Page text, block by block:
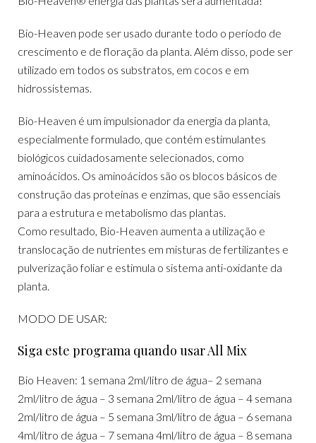
Bio-Heaven pode ser usado durante todo o período de
crescimento e de floração da planta. Além disso, pode ser
utilizado em todos os substratos, em cocos e em
hidrossistemas.
Bio-Heaven é um impulsionador da energia da planta,
especialmente formulado, que contém estimulantes
biológicos cuidadosamente selecionados, como
aminoácidos. Os aminoácidos são os blocos básicos de
construção das proteínas e enzimas, que são essenciais
para a estrutura e metabolismo das plantas.
Como resultado, Bio-Heaven aumenta a utilização e
translocação de nutrientes em misturas de fertilizantes e
pulverização foliar e estimula o sistema anti-oxidante da
planta.
MODO DE USAR:
Siga este programa quando usar All Mix
Bio Heaven: 1 semana 2ml/litro de água– 2 semana
2ml/litro de água – 3 semana 2ml/litro de água – 4 semana
2ml/litro de água – 5 semana 3ml/litro de água – 6 semana
4ml/litro de água – 7 semana 4ml/litro de água – 8 semana